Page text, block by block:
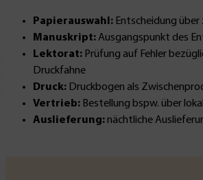
Papierauswahl: Entscheidung
Manuskript:Ausgangspunkt des
Lektorat: Prüfung auf Fehler
Druckfahne
Druck: Druckbogen als
Vertrieb: Bestellung bspw. über
Auslieferung:nächtliche